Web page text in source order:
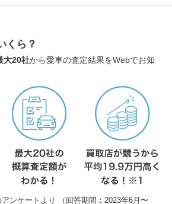
くら？
大20社から愛車の査定結果をWebでお知
ンケートより （回答期間：2023年6月〜